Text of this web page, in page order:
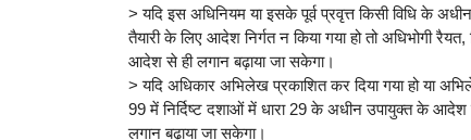
> यदि इस अधिनियम या इसके पूर्व प्रवृत्त किसी विधि के
तैयारी के लिए आदेश निर्गत न किया गया हो तो अधिभोगी रैयत,
आदेश से ही लगान बढ़ाया जा सकेगा।
> यदि अधिकार अभिलेख प्रकाशित कर दिया गया हो या
99 में निर्दिष्ट दशाओं में धारा 29 के अधीन उपायुक्त के
लगान बढ़ाया जा सकेगा।